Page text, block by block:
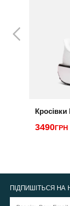
3490ГРН
ПІДПИШІТЬСЯ